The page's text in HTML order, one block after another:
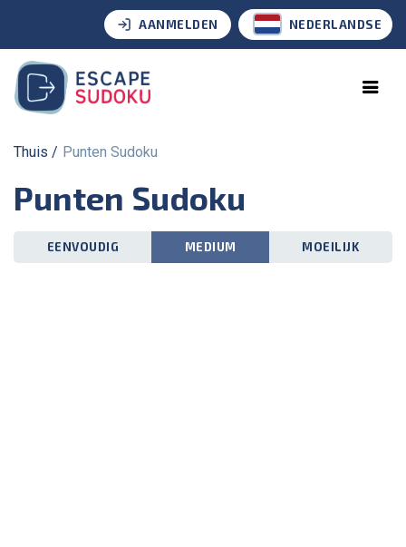
AANMELDEN NEDERLANDSE
Thuis Punten Sudoku
Punten Sudoku
EENVOUDIG MEDIUM MOEILIJK